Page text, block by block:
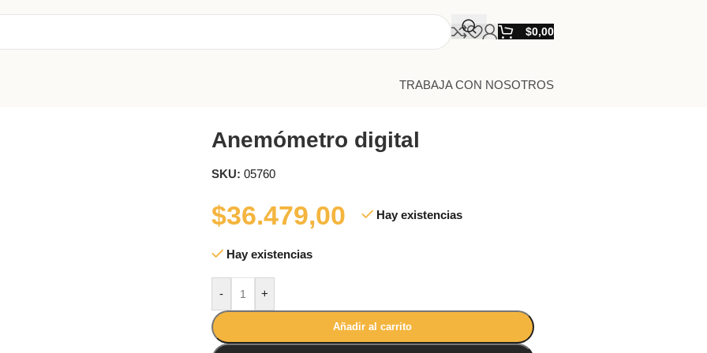
$0,00
TRABAJA CON NOSOTROS
Anemómetro digital
SKU: 05760
$36.479,00 Hay existencias
Hay existencias
- +
Añadir al carrito